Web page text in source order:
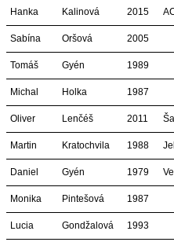
Hanka Kalinová 2015
Sabína Oršová 2005
Tomáš Gyén 1989
Michal Holka 1987
Oliver Lenčéš 2011
Martin Kratochvila 1988
Daniel Gyén 1979
Monika Pintešová 1987
Lucia Gondžalová 1993